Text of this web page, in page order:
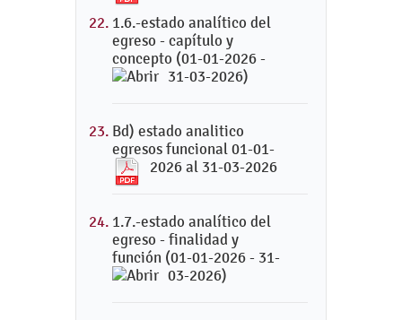
1.6.-estado analítico del
egreso - capítulo y
concepto (01-01-2026 -
31-03-2026)
Bd) estado analitico
egresos funcional 01-01-
2026 al 31-03-2026
1.7.-estado analítico del
egreso - finalidad y
función (01-01-2026 - 31-
03-2026)